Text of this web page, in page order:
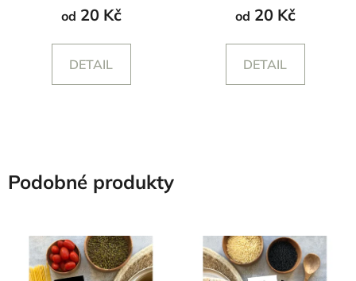
od 20 Kč
DETAIL
od 20 Kč
DETAIL
Podobné produkty